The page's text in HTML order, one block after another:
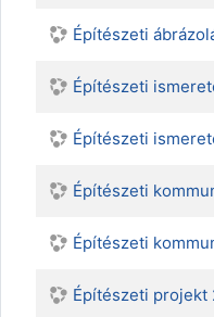
Építészeti
Építészeti
Építészeti
Építészeti
Építészeti
Építészeti projekt